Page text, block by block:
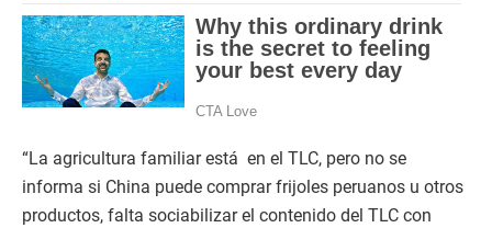
“La agricultura familiar está en el TLC, pero no se
informa si China puede comprar frijoles peruanos u otros
productos, falta sociabilizar el contenido del TLC con